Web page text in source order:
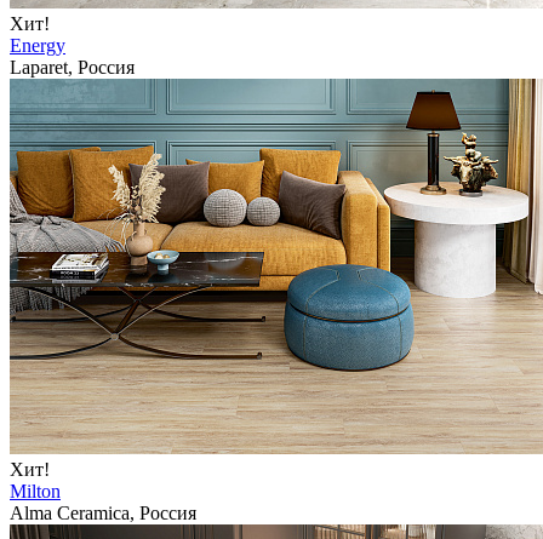
Хит!
Energy
Laparet, Россия
Хит!
Milton
Alma Ceramica, Россия